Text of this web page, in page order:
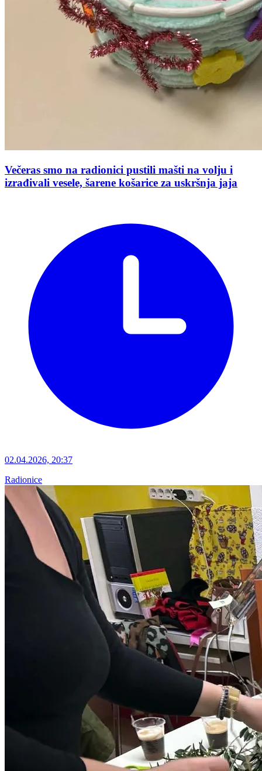
Večeras smo na radionici pustili mašti na volju i
izrađivali vesele, šarene košarice za uskršnja jaja
02.04.2026, 20:37
Radionice